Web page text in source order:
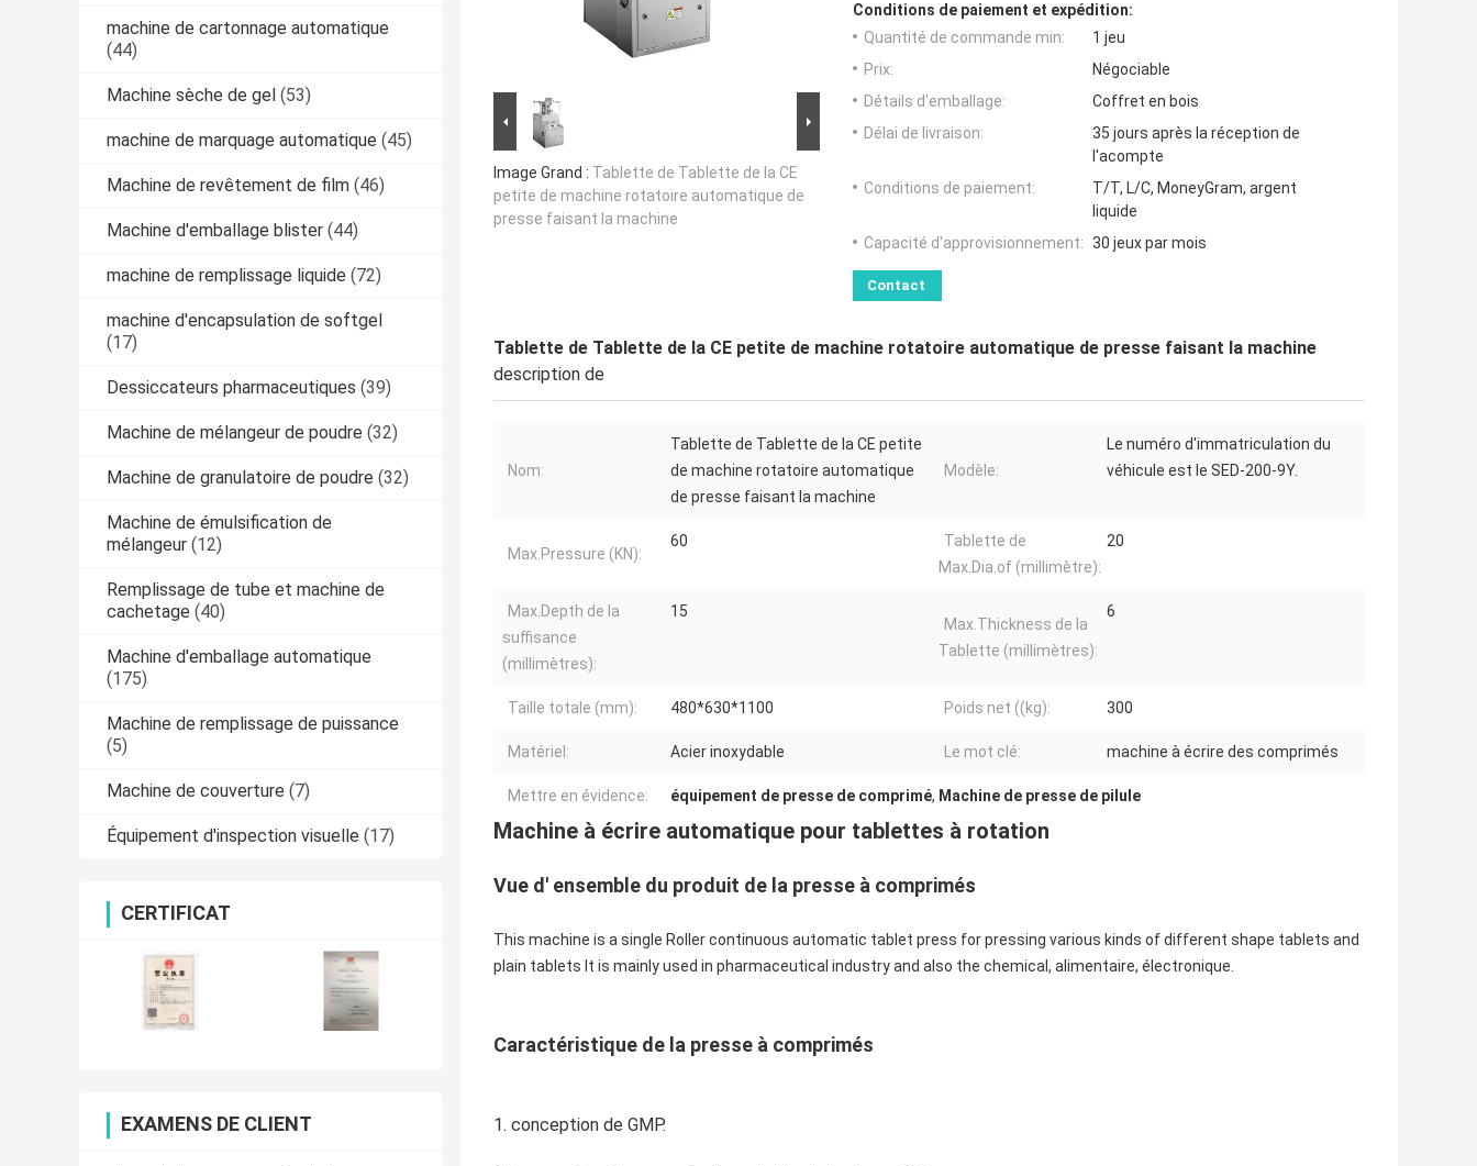
machine de cartonnage automatique
(44)
Machine sèche de gel (53)
machine de marquage automatique (45)
Machine de revêtement de film (46)
Machine d'emballage blister (44)
machine de remplissage liquide (72)
machine d'encapsulation de softgel
(17)
Dessiccateurs pharmaceutiques (39)
Machine de mélangeur de poudre (32)
Machine de granulatoire de poudre (32)
Machine de émulsification de
mélangeur (12)
Remplissage de tube et machine de
cachetage (40)
Machine d'emballage automatique
(175)
Machine de remplissage de puissance
(5)
Machine de couverture (7)
Équipement d'inspection visuelle (17)
CERTIFICAT
EXAMENS DE CLIENT
Image Grand : Tablette de Tablette de la CE
petite de machine rotatoire automatique de
presse faisant la machine
Conditions de paiement et expédition:
Quantité de commande min:
1 jeu
Prix:
Négociable
Détails d'emballage:
Coffret en bois
Délai de livraison:
35 jours après la réception de
l'acompte
Conditions de paiement:
T/T, L/C, MoneyGram, argent
liquide
Capacité d'approvisionnement: 30 jeux par mois
Contact
Tablette de Tablette de la CE petite de machine rotatoire automatique de presse faisant la machine
description de
Nom:
Tablette de Tablette de la CE petite
de machine rotatoire automatique
de presse faisant la machine
Modèle:
Le numéro d'immatriculation du
véhicule est le SED-200-9Y.
Max.Pressure (KN):
60
Tablette de
Max.Dia.of (millimètre):
20
Max.Depth de la
suffisance
(millimètres):
15
Max.Thickness de la
Tablette (millimètres):
6
Taille totale (mm): 480*630*1100 Poids net ((kg): 300
Matériel: Acier inoxydable Le mot clé: machine à écrire des comprimés
Mettre en évidence: équipement de presse de comprimé, Machine de presse de pilule
Machine à écrire automatique pour tablettes à rotation
Vue d' ensemble du produit de la presse à comprimés
This machine is a single Roller continuous automatic tablet press for pressing various kinds of different shape tablets and
plain tablets It is mainly used in pharmaceutical industry and also the chemical, alimentaire, électronique.
Caractéristique de la presse à comprimés
1. conception de GMP.